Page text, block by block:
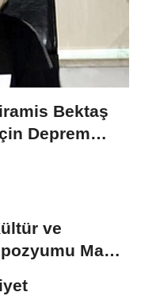
Bektaş
Deprem
ve
Mayıs